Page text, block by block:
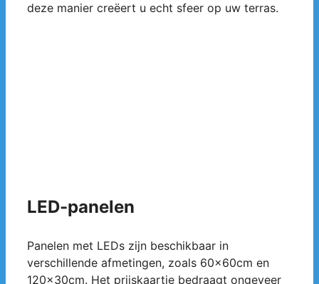
deze manier creëert u echt sfeer op uw terras.
LED-panelen
Panelen met LEDs zijn beschikbaar in
verschillende afmetingen, zoals 60x60cm en
120x30cm. Het prijskaartje bedraagt ongeveer